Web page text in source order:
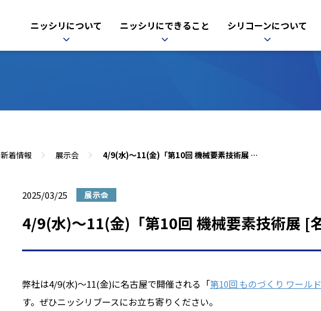
ニッシリについて ニッシリにできること シリコーンについて
新着情報 展示会 4/9(水)～11(金)「第10回 機械要素技術展 [名古屋]」に出展いたします
2025/03/25 展示会
4/9(水)～11(金)「第10回 機械要素技術展 [
弊社は4/9(水)～11(金)に名古屋で開催される「第10回 ものづくり ワール
す。ぜひニッシリブースにお立ち寄りください。